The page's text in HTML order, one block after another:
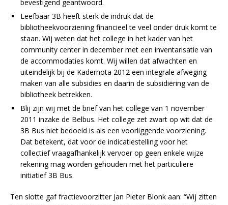
bevestigend geantwoord.
Leefbaar 3B heeft sterk de indruk dat de
bibliotheekvoorziening financieel te veel onder druk komt te
staan. Wij weten dat het college in het kader van het
community center in december met een inventarisatie van
de accommodaties komt. Wij willen dat afwachten en
uiteindelijk bij de Kadernota 2012 een integrale afweging
maken van alle subsidies en daarin de subsidiëring van de
bibliotheek betrekken.
Blij zijn wij met de brief van het college van 1 november
2011 inzake de Belbus. Het college zet zwart op wit dat de
3B Bus niet bedoeld is als een voorliggende voorziening.
Dat betekent, dat voor de indicatiestelling voor het
collectief vraagafhankelijk vervoer op geen enkele wijze
rekening mag worden gehouden met het particuliere
initiatief 3B Bus.
Ten slotte gaf fractievoorzitter Jan Pieter Blonk aan: “Wij zitten